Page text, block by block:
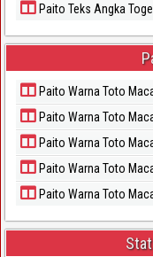
Paito Teks Angka
Paito Warna Toto
Paito Warna Toto
Paito Warna Toto
Paito Warna Toto
Paito Warna Toto